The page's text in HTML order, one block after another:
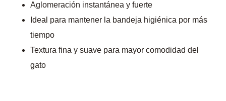
Aglomeración instantánea y fuerte
Ideal para mantener la bandeja higiénica por más
tiempo
Textura fina y suave para mayor comodidad del
gato